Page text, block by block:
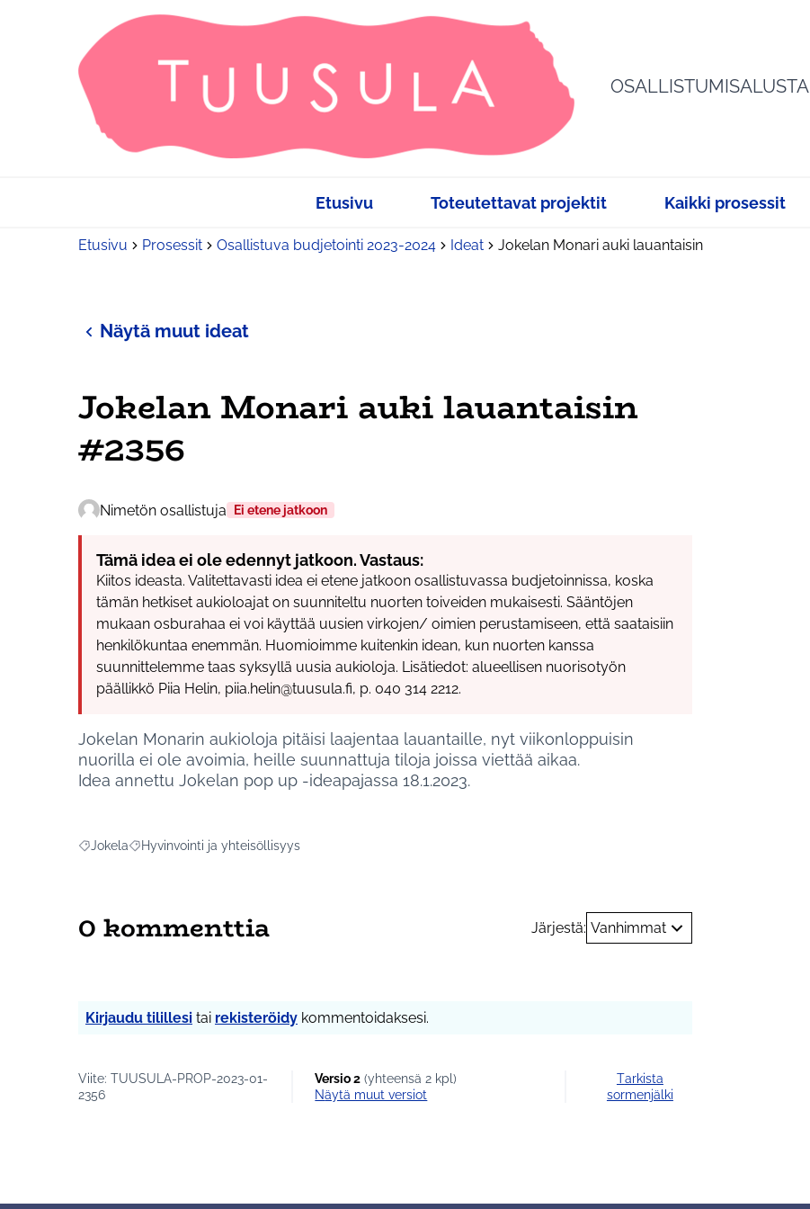
OSALLISTUMISALUSTA
Etusivu Toteutettavat projektit Kaikki prosessit
Etusivu Prosessit Osallistuva budjetointi 2023-2024 Ideat Jokelan Monari auki lauantaisin
Näytä muut ideat
Jokelan Monari auki lauantaisin
#2356
Nimetön osallistuja Ei etene jatkoon
Tämä idea ei ole edennyt jatkoon. Vastaus:
Kiitos ideasta. Valitettavasti idea ei etene jatkoon osallistuvassa budjetoinnissa, koska
tämän hetkiset aukioloajat on suunniteltu nuorten toiveiden mukaisesti. Sääntöjen
mukaan osburahaa ei voi käyttää uusien virkojen/ oimien perustamiseen, että saataisiin
henkilökuntaa enemmän. Huomioimme kuitenkin idean, kun nuorten kanssa
suunnittelemme taas syksyllä uusia aukioloja. Lisätiedot: alueellisen nuorisotyön
päällikkö Piia Helin, piia.helin@tuusula.fi, p. 040 314 2212.
Jokelan Monarin aukioloja pitäisi laajentaa lauantaille, nyt viikonloppuisin
nuorilla ei ole avoimia, heille suunnattuja tiloja joissa viettää aikaa.
Idea annettu Jokelan pop up -ideapajassa 18.1.2023.
Rajaa tulokset aihepiirin mukaan: Jokela
Jokela Rajaa tulokset teeman mukaan: Hyvinvointi ja yhteisöllisyys
Hyvinvointi ja yhteisöllisyys
0 kommenttia Järjestä: Vanhimmat
Kirjaudu tilillesi tai rekisteröidy kommentoidaksesi.
Viite: TUUSULA-PROP-2023-01-
2356
Versio 2 (yhteensä 2 kpl)
näytä muut versiot
Tarkista
sormenjälki